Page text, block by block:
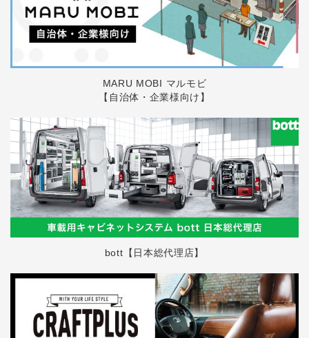
MARU MOBI マルモビ
【自治体・企業様向け】
bott【日本総代理店】